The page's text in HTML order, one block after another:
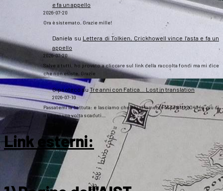
e fa un appello
2026-07-20
Ora è sistemato. Grazie mille!
Daniela su Lettera di Tolkien, Crickhowell vince l’asta e fa un
appello
2026-07-20
Salve a tutti, ho provato a cliccare sul link della raccolta fondi ma mi dice
che non esiste. Grazie
Gipsotecosu Tre anni con Fatica… Lost in translation
2026-07-10
Passatemi la battuta: e lasciamo che chi si lamenta aspetti il 2043 (o giù di
lì), così una volta scaduti…
Link esterni: